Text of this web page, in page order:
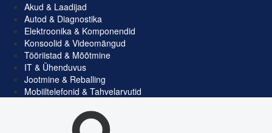
Akud & Laadijad
Autod & Diagnostika
Elektroonika & Komponendid
Konsoolid & Videomängud
Tööriistad & Mõõtmine
IT & Ühenduvus
Jootmine & Reballing
Mobiiltelefonid & Tahvelarvutid